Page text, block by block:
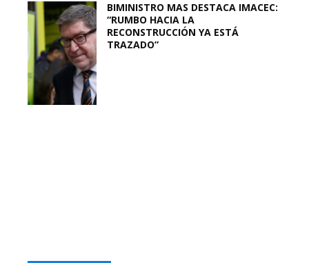
BIMINISTRO MAS DESTACA IMACEC:
“RUMBO HACIA LA
RECONSTRUCCIÓN YA ESTÁ
TRAZADO”